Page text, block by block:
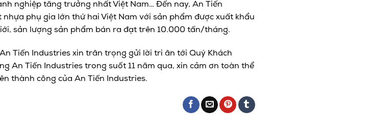
nghiệp tăng trưởng nhất Việt Nam… Đến nay, An Tiến
phụ gia lớn thứ hai Việt Nam với sản phẩm được xuất khẩu
sản lượng sản phẩm bán ra đạt trên 10.000 tấn/tháng.
Tiến Industries xin trân trọng gửi lời tri ân tới Quý Khách
An Tiến Industries trong suốt 11 năm qua, xin cảm ơn toàn thể
thành công của An Tiến Industries.